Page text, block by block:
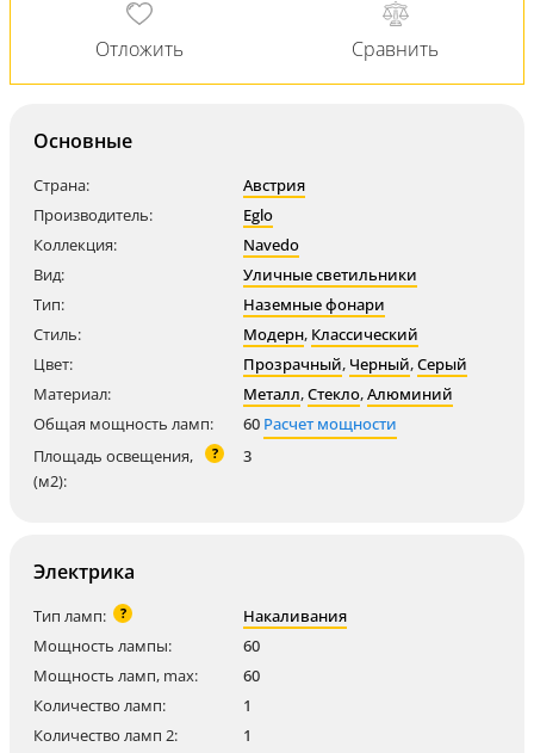
Основные
Страна:
Австрия
Производитель:
Eglo
Коллекция:
Navedo
Вид:
Уличные светильники
Тип:
Наземные фонари
Стиль:
Модерн, Классический
Цвет:
Прозрачный, Черный,Серый
Материал:
Металл,Стекло,Алюминий
Общая мощность ламп:
60 Расчет мощности
Площадь освещения,
(м2):
? 3
Электрика
Тип ламп: ?
Накаливания
Мощность лампы:
60
Мощность ламп, max:
60
Количество ламп:
1
Количество ламп 2:
1